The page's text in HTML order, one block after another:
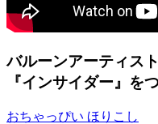
バルーンアーティス
『インサイダー』を
おちゃっぴい ほりこし